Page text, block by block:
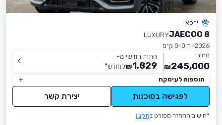
ירכא
JAECOO 8
LUXURY
2026 יד 0
0 ק״מ
מחיר
245,000
₪
החזר חודשי מ-
1,829
₪לחודש*
תוספות לעיסקה
לפגישה בסוכנות יצירת קשר
*חישוב ההחזר מפורט בתקנון